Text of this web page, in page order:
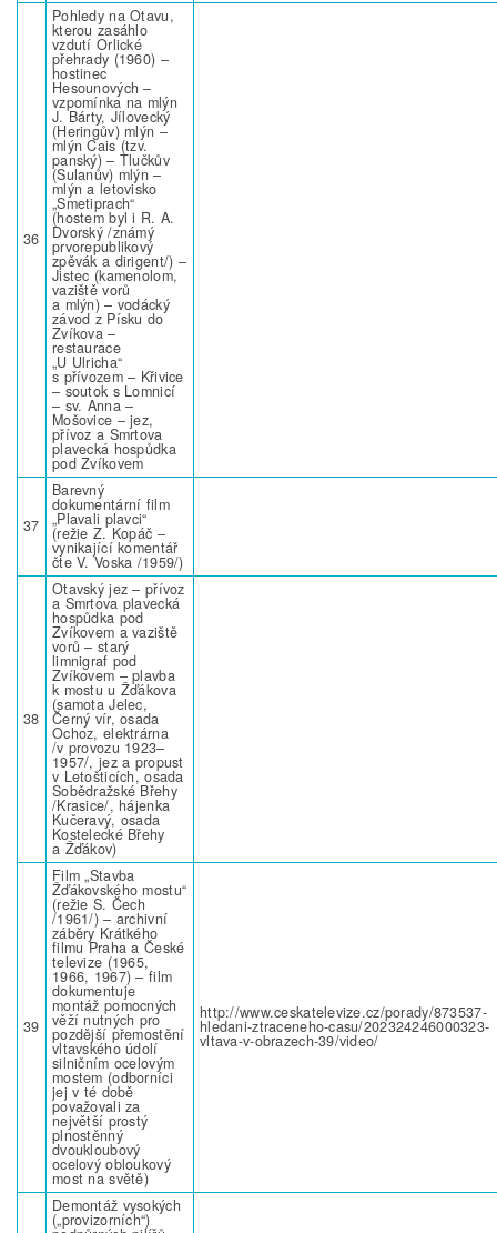
36
Pohledy na Otavu,
kterou zasáhlo
vzdutí Orlické
přehrady (1960) –
hostinec
Hesounových –
vzpomínka na mlýn
J. Bárty, Jílovecký
(Heringův) mlýn –
mlýn Cais (tzv.
panský) – Tlučkův
(Sulanův) mlýn –
mlýn a letovisko
„Smetiprach“
(hostem byl i R. A.
Dvorský /známý
prvorepublikový
zpěvák a dirigent/) –
Jistec (kamenolom,
vaziště vorů
a mlýn) – vodácký
závod z Písku do
Zvíkova –
restaurace
„U Ulricha“
s přívozem – Křivice
– soutok s Lomnicí
– sv. Anna –
Mošovice – jez,
přívoz a Smrtova
plavecká hospůdka
pod Zvíkovem
37
Barevný
dokumentární film
„Plavali plavci“
(režie Z. Kopáč –
vynikající komentář
čte V. Voska /1959/)
38
Otavský jez – přívoz
a Smrtova plavecká
hospůdka pod
Zvíkovem a vaziště
vorů – starý
limnigraf pod
Zvíkovem – plavba
k mostu u Žďákova
(samota Jelec,
Černý vír, osada
Ochoz, elektrárna
/v provozu 1923–
1957/, jez a propust
v Letošticích, osada
Sobědražské Břehy
/Krasice/, hájenka
Kučeravý, osada
Kostelecké Břehy
a Žďákov)
39
Film „Stavba
Žďákovského mostu“
(režie S. Čech
/1961/) – archivní
záběry Krátkého
filmu Praha a České
televize (1965,
1966, 1967) – film
dokumentuje
montáž pomocných
věží nutných pro
pozdější přemostění
vltavského údolí
silničním ocelovým
mostem (odborníci
jej v té době
považovali za
největší prostý
plnostěnný
dvoukloubový
ocelový obloukový
most na světě)
http://www.ceskatelevize.cz/porady/873537-
hledani-ztraceneho-casu/202324246000323-
vltava-v-obrazech-39/video/
Demontáž vysokých
(„provizorních“)